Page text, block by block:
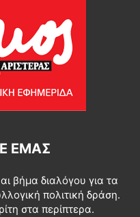
ΕΜΆΣ
βήμα διαλόγου για τα
πολιτική δράση.
στα περίπτερα.